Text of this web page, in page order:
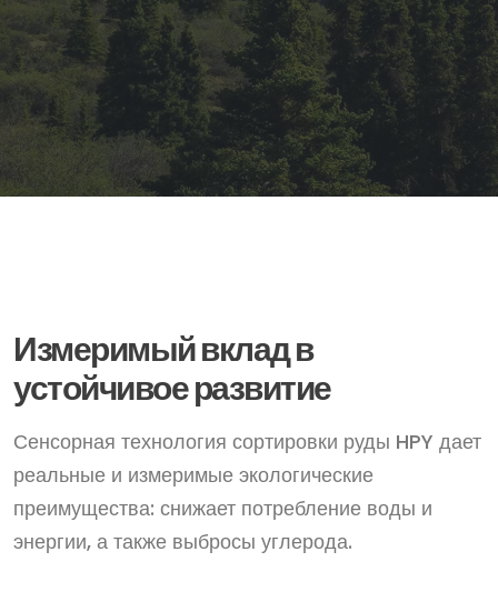
Измеримый вклад в
устойчивое развитие
Сенсорная технология сортировки руды HPY дает
реальные и измеримые экологические
преимущества: снижает потребление воды и
энергии, а также выбросы углерода.